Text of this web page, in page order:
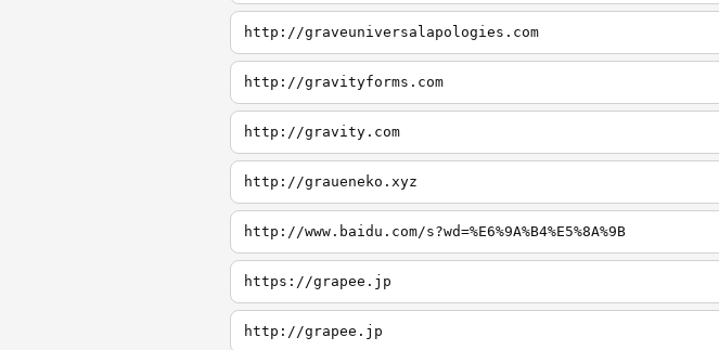
http://graveuniversalapologies.com
http://gravityforms.com
http://gravity.com
http://graueneko.xyz
http://www.baidu.com/s?wd=%E6%9A%B4%E5%8A%9B
https://grapee.jp
http://grapee.jp